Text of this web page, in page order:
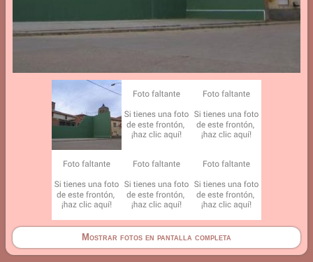
Mostrar fotos en pantalla completa